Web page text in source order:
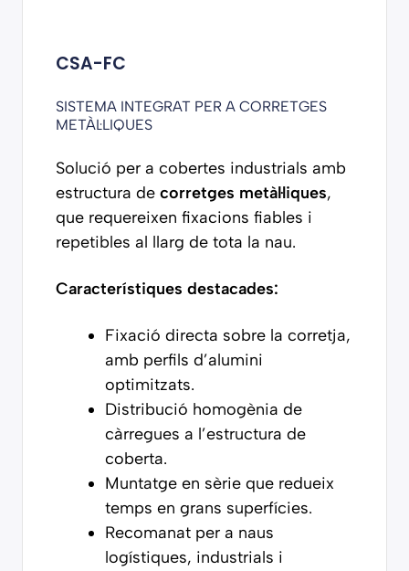
CSA-FC
SISTEMA INTEGRAT PER A CORRETGES
METÀL·LIQUES
Solució per a cobertes industrials amb
estructura de corretges metàl·liques,
que requereixen fixacions fiables i
repetibles al llarg de tota la nau.
Característiques destacades:
Fixació directa sobre la corretja,
amb perfils d’alumini
optimitzats.
Distribució homogènia de
càrregues a l’estructura de
coberta.
Muntatge en sèrie que redueix
temps en grans superfícies.
Recomanat per a naus
logístiques, industrials i